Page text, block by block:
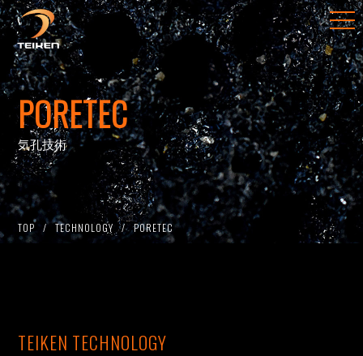
PORETEC
気孔技術
TOP TECHNOLOGY PORETEC
TEIKEN TECHNOLOGY